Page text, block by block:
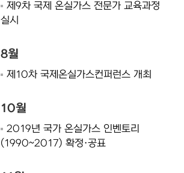
제9차 국제 온실가스 전문가 교육과정
실시
8월
제10차 국제온실가스컨퍼런스 개최
10월
2019년 국가 온실가스 인벤토리
(1990~2017) 확정·공표